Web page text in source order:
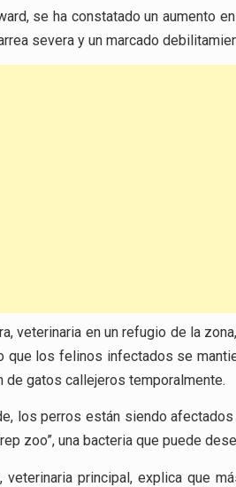
se ha constatado un aumento
severa y un marcado
veterinaria en un refugio de la
que los felinos infectados se
de gatos callejeros temporalmente.
los perros están siendo
zoo”, una bacteria que puede
veterinaria principal, explica que